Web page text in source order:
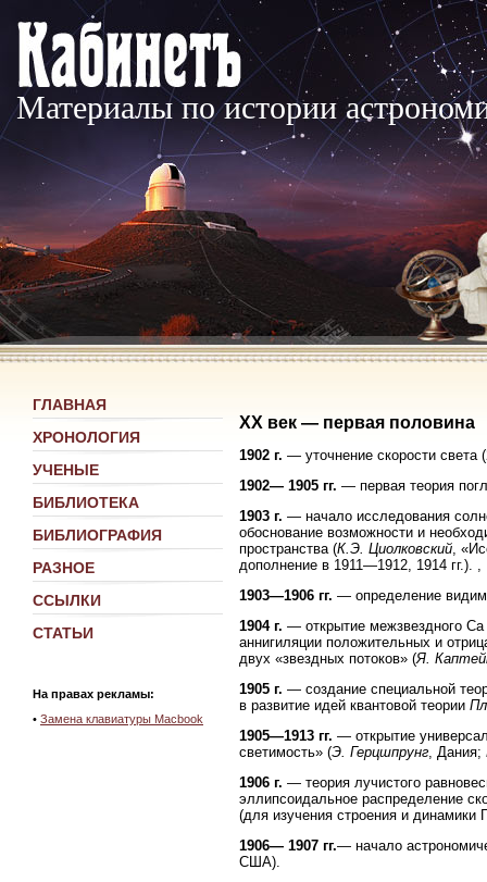
Материалы по истории
ГЛАВНАЯ
ХРОНОЛОГИЯ
УЧЕНЫЕ
БИБЛИОТЕКА
БИБЛИОГРАФИЯ
РАЗНОЕ
ССЫЛКИ
СТАТЬИ
На правах рекламы:
• Замена клавиатуры Macbook
XX век — первая половина
1902 г. — уточнение скорости
1902— 1905 гг. — первая теория
1903 г. — начало исследования
обоснование возможности и
пространства (К.Э. Циолковский ,
дополнение в 1911—1912, 1914 гг.). ,
1903—1906 гг. — определение
1904 г. — открытие межзвездного Са
аннигиляции положительных и
двух «звездных потоков» (Я.
1905 г. — создание специальной
в развитие идей квантовой теории
1905—1913 гг. — открытие
светимость» (Э. Герцшпрунг , Дания;
1906 г. — теория лучистого
эллипсоидальное распределение
(для изучения строения и динамики
1906— 1907 гг.— начало
США).